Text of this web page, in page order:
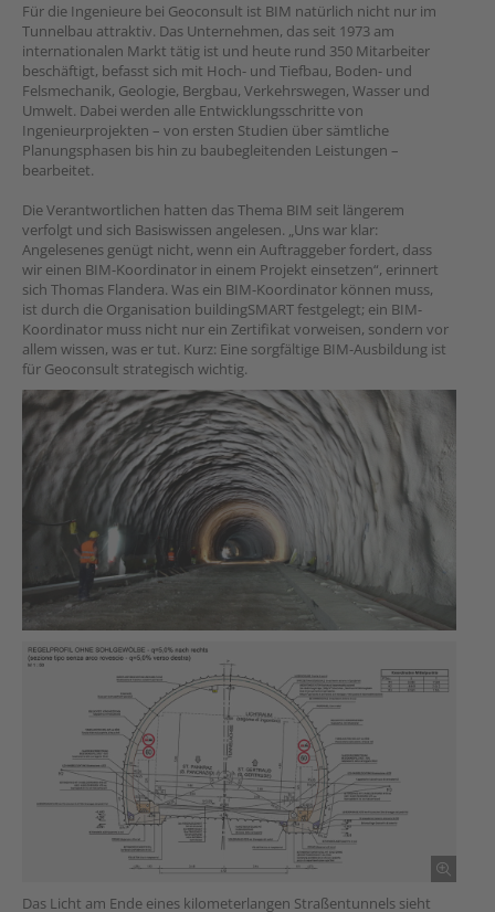
Für die Ingenieure bei Geoconsult ist BIM natürlich nicht nur im
Tunnelbau attraktiv. Das Unternehmen, das seit 1973 am
internationalen Markt tätig ist und heute rund 350 Mitarbeiter
beschäftigt, befasst sich mit Hoch- und Tiefbau, Boden- und
Felsmechanik, Geologie, Bergbau, Verkehrswegen, Wasser und
Umwelt. Dabei werden alle Entwicklungsschritte von
Ingenieurprojekten – von ersten Studien über sämtliche
Planungsphasen bis hin zu baubegleitenden Leistungen –
bearbeitet.
Die Verantwortlichen hatten das Thema BIM seit längerem
verfolgt und sich Basiswissen angelesen. „Uns war klar:
Angelesenes genügt nicht, wenn ein Auftraggeber fordert, dass
wir einen BIM-Koordinator in einem Projekt einsetzen“, erinnert
sich Thomas Flandera. Was ein BIM-Koordinator können muss,
ist durch die Organisation buildingSMART festgelegt; ein BIM-
Koordinator muss nicht nur ein Zertifikat vorweisen, sondern vor
allem wissen, was er tut. Kurz: Eine sorgfältige BIM-Ausbildung ist
für Geoconsult strategisch wichtig.
Das Licht am Ende eines kilometerlangen Straßentunnels sieht